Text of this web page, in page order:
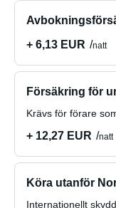
+ 6,13 EUR
natt
Försäkring för
Krävs för förare
+ 12,27 EUR natt
Köra utanför
Internationellt